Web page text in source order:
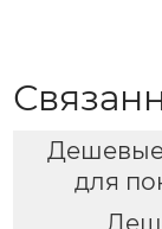
Дешевые
для